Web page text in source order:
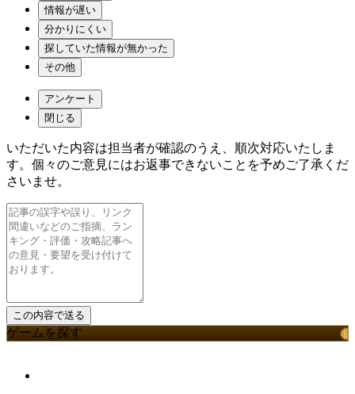
情報が遅い
分かりにくい
探していた情報が無かった
その他
アンケート
閉じる
いただいた内容は担当者が確認のうえ、順次対応いたしま
す。個々のご意見にはお返事できないことを予めご了承くだ
さいませ。
ゲームを探す